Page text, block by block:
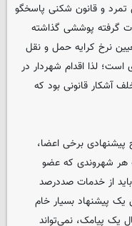
تمرد و قانون شکنی پاسخگو
گرفته پوششی گذاشته
نرخ کرایه حمل و نقل
است؛ لذا اقدام شهردار در
آشکار قانونی بود که
برخی اعضا،
هر شهروندی که عضو
از خدمات صددرصد
یک پیشنهاد بسیار خام
یک پیامک، نمی‌تواند